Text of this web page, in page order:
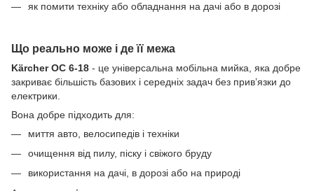
як помити техніку або обладнання на дачі або в дорозі
Що реально може і де її межа
Kärcher OC 6-18 - це універсальна мобільна мийка, яка добре
закриває більшість базових і середніх задач без прив’язки до
електрики.
Вона добре підходить для:
миття авто, велосипедів і техніки
очищення від пилу, піску і свіжого бруду
використання на дачі, в дорозі або на природі